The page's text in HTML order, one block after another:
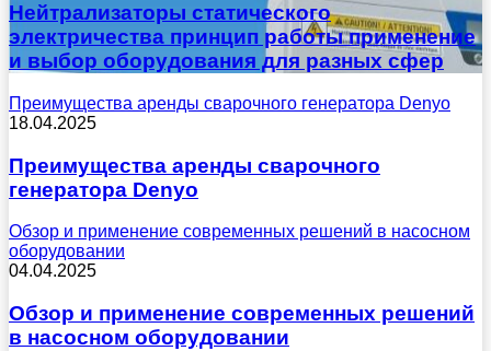
Нейтрализаторы статического
электричества принцип работы применение
и выбор оборудования для разных сфер
Преимущества аренды сварочного генератора Denyo
18.04.2025
Преимущества аренды сварочного
генератора Denyo
Обзор и применение современных решений в насосном
оборудовании
04.04.2025
Обзор и применение современных решений
в насосном оборудовании